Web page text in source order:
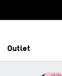
Outlet